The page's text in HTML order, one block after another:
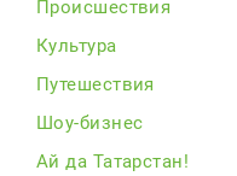
Происшествия
Культура
Путешествия
Шоу-бизнес
Ай да Татарстан!